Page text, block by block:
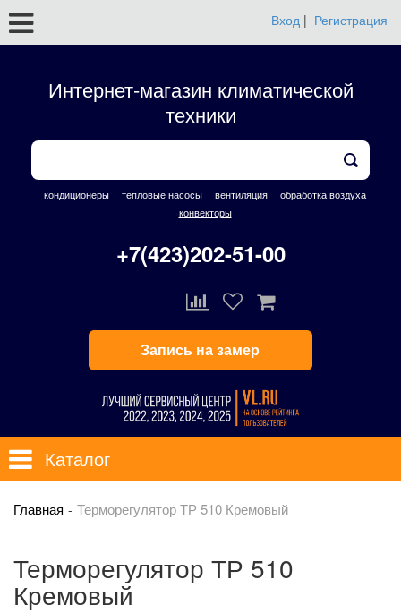
Вход | Регистрация
Интернет-магазин климатической
техники
кондиционеры тепловые насосы вентиляция
обработка воздуха
конвекторы
+7(423)202-51-00
Запись на замер
Каталог
Главная Терморегулятор ТР 510 Кремовый
Терморегулятор ТР 510
Кремовый